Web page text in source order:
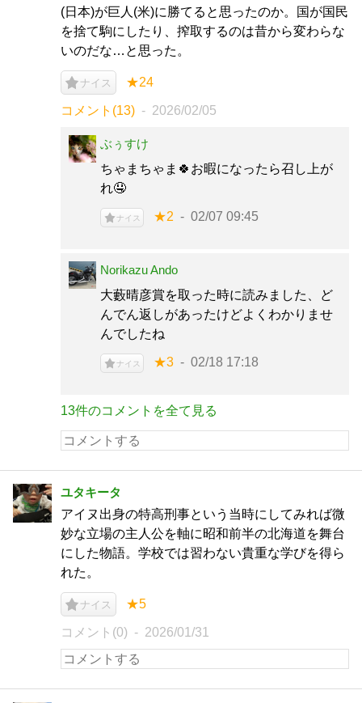
(日本)が巨人(米)に勝てると思ったのか。国が国民
を捨て駒にしたり、搾取するのは昔から変わらな
いのだな…と思った。
ナイス ★24
コメント(13) 2026/02/05
ぶぅすけ
ちゃまちゃま🍀お暇になったら召し上が
れ🤤
ナイス ★2 02/07 09:45
Norikazu Ando
大藪晴彦賞を取った時に読みました、ど
んでん返しがあったけどよくわかりませ
んでしたね
ナイス ★3 02/18 17:18
13件のコメントを全て見る
ユタキータ
アイヌ出身の特高刑事という当時にしてみれば微
妙な立場の主人公を軸に昭和前半の北海道を舞台
にした物語。学校では習わない貴重な学びを得ら
れた。
ナイス ★5
コメント(0) 2026/01/31